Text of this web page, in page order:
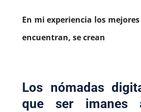
En mi experiencia los
encuentran, se crean
Los nómadas
que ser imanes